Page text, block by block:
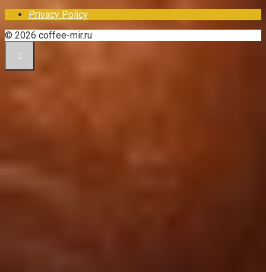
Privacy Policy
© 2026 coffee-mir.ru